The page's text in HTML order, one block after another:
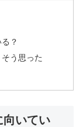
？
う思った
向いてい